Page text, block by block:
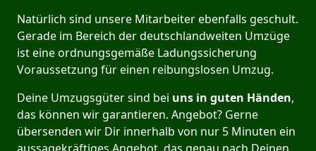
Natürlich sind unsere Mitarbeiter ebenfalls geschult.
Gerade im Bereich der deutschlandweiten Umzüge
ist eine ordnungsgemäße Ladungssicherung
Voraussetzung für einen reibungslosen Umzug.
Deine Umzugsgüter sind bei uns in guten Händen,
das können wir garantieren. Angebot? Gerne
übersenden wir Dir innerhalb von nur 5 Minuten ein